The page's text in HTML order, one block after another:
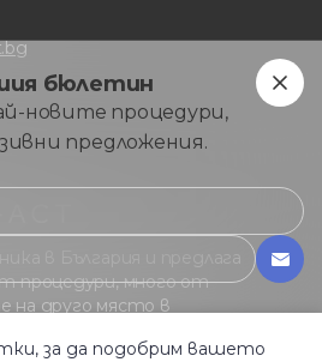
в България и предлага
процедури, много от
на друго място в
бюлетин
новите процедури,
предложения.
за да подобрим вашето